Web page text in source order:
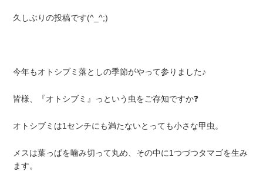
久しぶりの投稿です(^_^;)
今年もオトシブミ落としの季節がやって参りました♪
皆様、『オトシブミ』っという虫をご存知ですか❓
オトシブミは1センチにも満たないとっても小さな甲虫。
メスは葉っぱを噛み切って丸め、その中に1つづつタマゴを生み
ます。